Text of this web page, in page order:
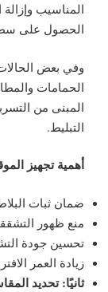
المناسيب وإزالة
الحصول على
وفي بعض
الحمامات
المبنى من
التبليط.
أهمية تجهيز
ضمان ثبات
منع ظهور
تحسين جودة
زيادة العمر
ثانيًا: تحديد